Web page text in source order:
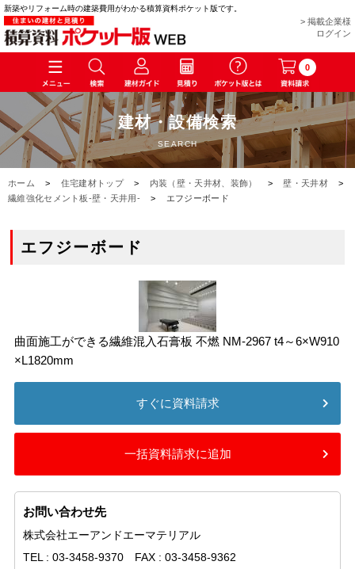
新築やリフォーム時の建築費用がわかる積算資料ポケット版です。
> 掲載企業様
ログイン
0
建材・設備検索
SEARCH
ホーム > 住宅建材トップ > 内装（壁・天井材、装飾） > 壁・天井材
>
繊維強化セメント板-壁・天井用-
> エフジーボード
エフジーボード
曲面施工ができる繊維混入石膏板 不燃 NM-2967 t4～6×W910
×L1820mm
すぐに資料請求
一括資料請求に追加
お問い合わせ先
株式会社エーアンドエーマテリアル
TEL : 03-3458-9370 FAX : 03-3458-9362